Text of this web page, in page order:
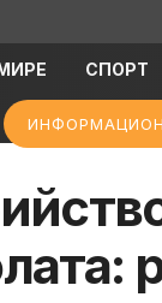
СПОРТ